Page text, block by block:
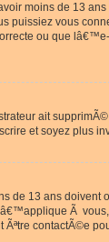
moins de 13
puissiez vous
ou que
ait
et soyez plus
de 13 ans doivent
Ã
contactÃ©e